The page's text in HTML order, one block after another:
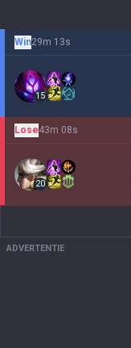
Win29m 13s
15
Lose43m 08s
20
ADVERTENTIE